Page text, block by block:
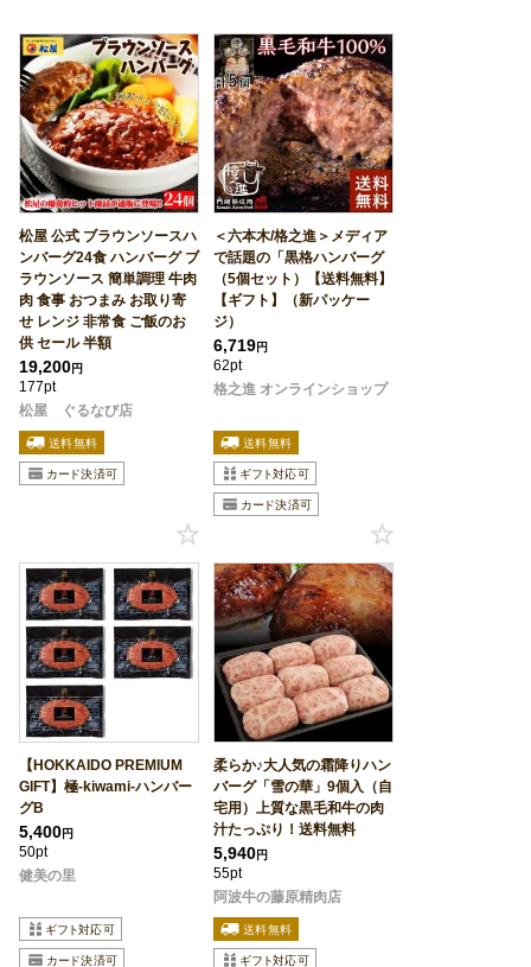
松屋 公式 ブラウンソースハ
ンバーグ24食 ハンバーグ ブ
ラウンソース 簡単調理 牛肉
肉 食事 おつまみ お取り寄
せ レンジ 非常食 ご飯のお
供 セール 半額
19,200円
177pt
松屋 ぐるなび店
＜六本木/格之進＞メディア
で話題の「黒格ハンバーグ
（5個セット）【送料無料】
【ギフト】（新パッケー
ジ）
6,719円
62pt
格之進 オンラインショップ
【HOKKAIDO PREMIUM
GIFT】極-kiwami-ハンバー
グB
5,400円
50pt
健美の里
柔らか♪大人気の霜降りハン
バーグ「雪の華」9個入（自
宅用）上質な黒毛和牛の肉
汁たっぷり！送料無料
5,940円
55pt
阿波牛の藤原精肉店